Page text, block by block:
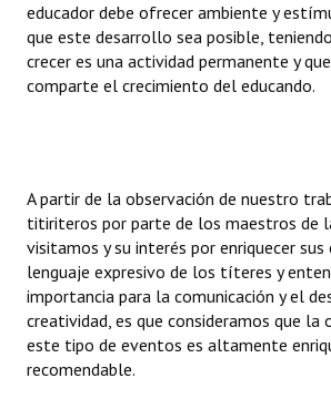
REFORMA DE LA CARTA ORGÁNICA
educador debe ofrecer ambiente y
que este desarrollo sea posible,
crecer es una actividad permanente y
comparte el crecimiento del educando.
A partir de la observación de nuestro
titiriteros por parte de los maestros de
visitamos y su interés por enriquecer
lenguaje expresivo de los títeres y
importancia para la comunicación y el
creatividad, es que consideramos que la
este tipo de eventos es altamente
recomendable.